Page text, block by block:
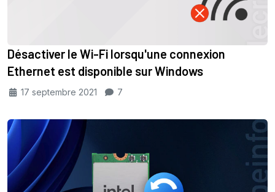
Désactiver le Wi-Fi lorsqu'une connexion
Ethernet est disponible sur Windows
17 septembre 2021 7